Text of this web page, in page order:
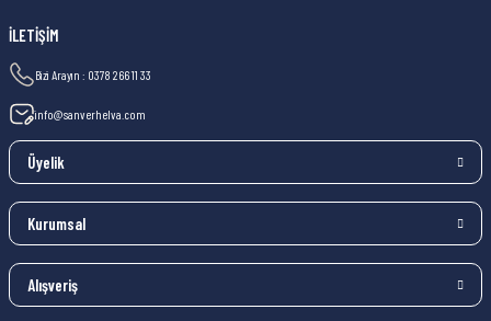
İLETİŞİM
Bizi Arayın : 0378 266 11 33
info@sanverhelva.com
Üyelik
Kurumsal
Alışveriş